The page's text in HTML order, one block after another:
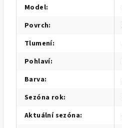
Model:
Povrch:
Tlumení:
Pohlaví:
Barva:
Sezóna rok:
Aktuální sezóna: